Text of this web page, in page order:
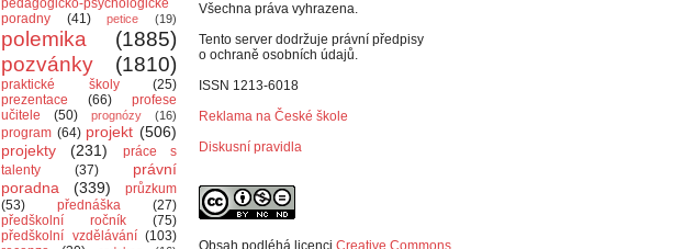
pedagogicko-psychologické
poradny
(41) petice (19)
polemika
(1885)
pozvánky
(1810)
praktické školy
(25)
prezentace
(66)
profese
učitele
(50) prognózy (16)
program (64) projekt (506)
projekty
(231)
práce s
talenty
(37)
právní
poradna
(339)
průzkum
(53)
přednáška
(27)
předškolní ročník
(75)
předškolní vzdělávání (103)
Všechna práva vyhrazena.
Tento server dodržuje právní předpisy
o ochraně osobních údajů.
ISSN 1213-6018
Reklama na České škole
Diskusní pravidla
Obsah podléhá licenci Creative Commons